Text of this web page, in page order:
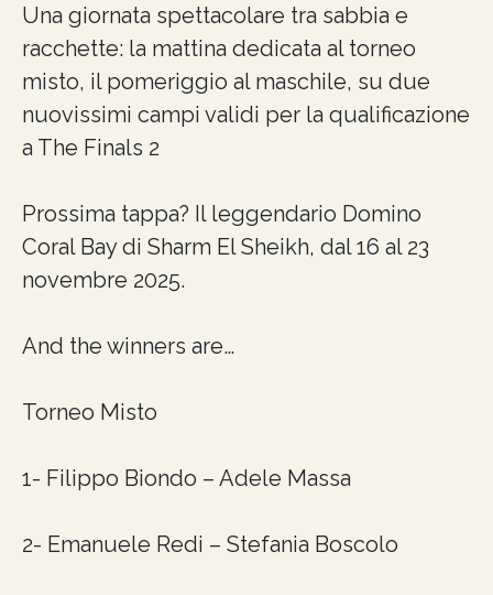
Una giornata spettacolare tra sabbia e
racchette: la mattina dedicata al torneo
misto, il pomeriggio al maschile, su due
nuovissimi campi validi per la qualificazione
a The Finals 2
Prossima tappa? Il leggendario Domino
Coral Bay di Sharm El Sheikh, dal 16 al 23
novembre 2025.
And the winners are…
Torneo Misto
1- Filippo Biondo – Adele Massa
2- Emanuele Redi – Stefania Boscolo